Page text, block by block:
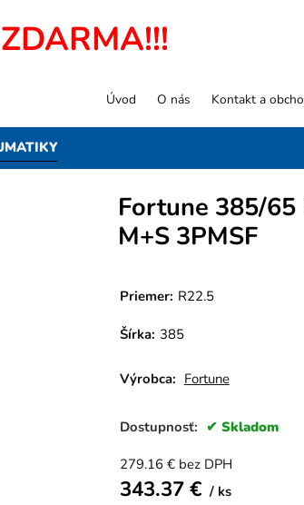
Úvod O nás Kontakt a
Fortune 385/65
M+S 3PMSF
Priemer: R22.5
Šírka: 385
Výrobca: Fortune
Dostupnosť: Skladom
279.16€ bez DPH
343.37€ ks